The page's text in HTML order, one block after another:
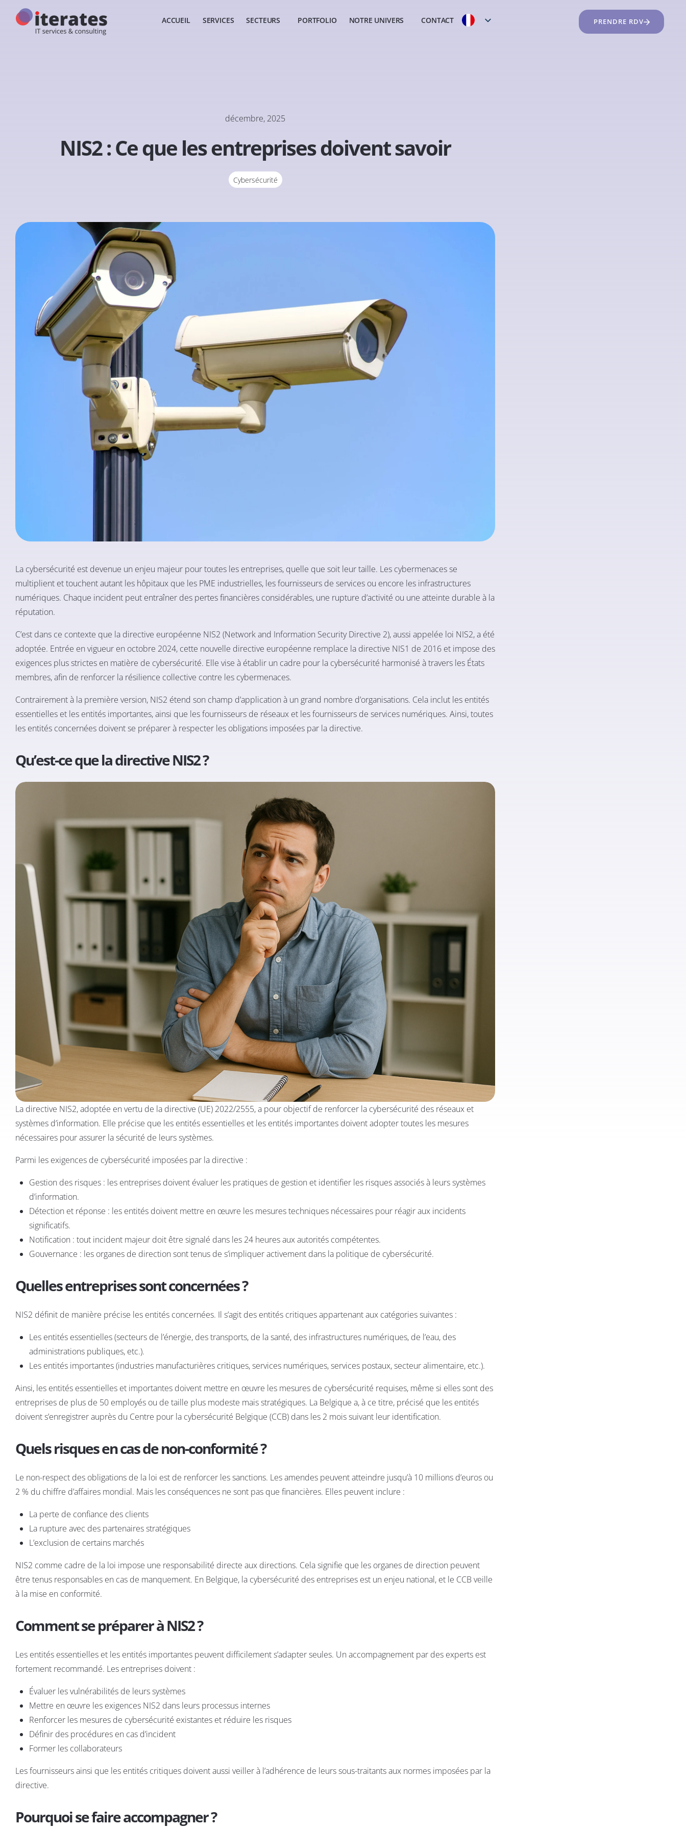
ACCUEIL SERVICES SECTEURS PORTFOLIO NOTRE UNIVERS CONTACT PRENDRE RDV
décembre, 2025
NIS2 : Ce que les entreprises doivent savoir
Cybersécurité
La cybersécurité est devenue un enjeu majeur pour toutes les entreprises, quelle que soit leur taille. Les cybermenaces se
multiplient et touchent autant les hôpitaux que les PME industrielles, les fournisseurs de services ou encore les infrastructures
numériques. Chaque incident peut entraîner des pertes financières considérables, une rupture d’activité ou une atteinte durable à la
réputation.
C’est dans ce contexte que la directive européenne NIS2 (Network and Information Security Directive 2), aussi appelée loi NIS2, a été
adoptée. Entrée en vigueur en octobre 2024, cette nouvelle directive européenne remplace la directive NIS1 de 2016 et impose des
exigences plus strictes en matière de cybersécurité. Elle vise à établir un cadre pour la cybersécurité harmonisé à travers les États
membres, afin de renforcer la résilience collective contre les cybermenaces.
Contrairement à la première version, NIS2 étend son champ d’application à un grand nombre d’organisations. Cela inclut les entités
essentielles et les entités importantes, ainsi que les fournisseurs de réseaux et les fournisseurs de services numériques. Ainsi, toutes
les entités concernées doivent se préparer à respecter les obligations imposées par la directive.
Qu’est-ce que la directive NIS2 ?
La directive NIS2, adoptée en vertu de la directive (UE) 2022/2555, a pour objectif de renforcer la cybersécurité des réseaux et
systèmes d’information. Elle précise que les entités essentielles et les entités importantes doivent adopter toutes les mesures
nécessaires pour assurer la sécurité de leurs systèmes.
Parmi les exigences de cybersécurité imposées par la directive :
Gestion des risques : les entreprises doivent évaluer les pratiques de gestion et identifier les risques associés à leurs systèmes
d’information.
Détection et réponse : les entités doivent mettre en œuvre les mesures techniques nécessaires pour réagir aux incidents
significatifs.
Notification : tout incident majeur doit être signalé dans les 24 heures aux autorités compétentes.
Gouvernance : les organes de direction sont tenus de s’impliquer activement dans la politique de cybersécurité.
Quelles entreprises sont concernées ?
NIS2 définit de manière précise les entités concernées. Il s’agit des entités critiques appartenant aux catégories suivantes :
Les entités essentielles (secteurs de l’énergie, des transports, de la santé, des infrastructures numériques, de l’eau, des
administrations publiques, etc.).
Les entités importantes (industries manufacturières critiques, services numériques, services postaux, secteur alimentaire, etc.).
Ainsi, les entités essentielles et importantes doivent mettre en œuvre les mesures de cybersécurité requises, même si elles sont des
entreprises de plus de 50 employés ou de taille plus modeste mais stratégiques. La Belgique a, à ce titre, précisé que les entités
doivent s’enregistrer auprès du Centre pour la cybersécurité Belgique (CCB) dans les 2 mois suivant leur identification.
Quels risques en cas de non-conformité ?
Le non-respect des obligations de la loi est de renforcer les sanctions. Les amendes peuvent atteindre jusqu’à 10 millions d’euros ou
2 % du chiffre d’affaires mondial. Mais les conséquences ne sont pas que financières. Elles peuvent inclure :
La perte de confiance des clients
La rupture avec des partenaires stratégiques
L’exclusion de certains marchés
NIS2 comme cadre de la loi impose une responsabilité directe aux directions. Cela signifie que les organes de direction peuvent
être tenus responsables en cas de manquement. En Belgique, la cybersécurité des entreprises est un enjeu national, et le CCB veille
à la mise en conformité.
Comment se préparer à NIS2 ?
Les entités essentielles et les entités importantes peuvent difficilement s’adapter seules. Un accompagnement par des experts est
fortement recommandé. Les entreprises doivent :
Évaluer les vulnérabilités de leurs systèmes
Mettre en œuvre les exigences NIS2 dans leurs processus internes
Renforcer les mesures de cybersécurité existantes et réduire les risques
Définir des procédures en cas d’incident
Former les collaborateurs
Les fournisseurs ainsi que les entités critiques doivent aussi veiller à l’adhérence de leurs sous-traitants aux normes imposées par la
directive.
Pourquoi se faire accompagner ?